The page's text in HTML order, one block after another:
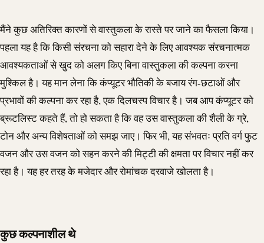
मैंने कुछ अतिरिक्त कारणों से वास्तुकला के रास्ते पर जाने का फैसला किया।
पहला यह है कि किसी संरचना को सहारा देने के लिए आवश्यक संरचनात्मक
आवश्यकताओं से खुद को अलग किए बिना वास्तुकला की कल्पना करना
मुश्किल है। यह मान लेना कि कंप्यूटर भौतिकी के बजाय रंग-छटाओं और
प्रभावों की कल्पना कर रहा है, एक दिलचस्प विचार है। जब आप कंप्यूटर को
ब्रूटलिस्ट कहते हैं, तो हो सकता है कि वह उस वास्तुकला की शैली के ग्रे,
टोन और अन्य विशेषताओं को समझ जाए। फिर भी, यह संभवतः प्रति वर्ग फुट
वजन और उस वजन को सहन करने की मिट्टी की क्षमता पर विचार नहीं कर
रहा है। यह हर तरह के मजेदार और रोमांचक दरवाजे खोलता है।
कुछ कल्पनाशील थे